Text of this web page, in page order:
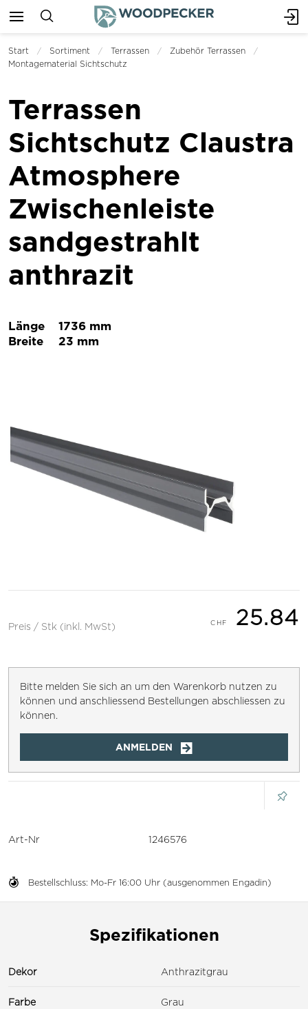
Start Sortiment Terrassen
Zubehör Terrassen
Montagematerial Sichtschutz
Terrassen
Sichtschutz Claustra
Atmosphere
Zwischenleiste
sandgestrahlt
anthrazit
Länge
1736 mm
Breite
23 mm
Preis / Stk (inkl. MwSt) 25.84
Bitte melden Sie sich an um den Warenkorb nutzen zu
können und anschliessend Bestellungen abschliessen zu
können.
ANMELDEN
Bestellschluss: Mo-Fr 16:00 Uhr (ausgenommen Engadin)
Art-Nr 1246576
Spezifikationen
Dekor Anthrazitgrau
Farbe Grau